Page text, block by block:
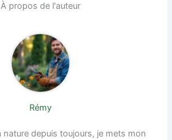
À propos de l'auteur
Rémy
nature depuis toujours, je mets mon